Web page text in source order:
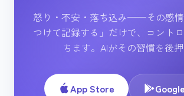
怒り・不安・落ち込み——その感
つけて記録する」だけで、コント
ちます。AIがその習慣を後押
App Store